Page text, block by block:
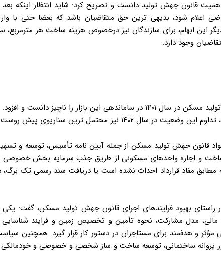
قانون جهش تولید دانست و تصریح کرد: شاید انتظار اینکه بعد
شود، بدیهی ترین حق متقاضیان باشد که بعضا حتی با
دیگر این ابهام، برای سازندگان نیز درخصوص هزینه ساخت هر مترمربع،
وجود دارد.
رییس مرکز پژوهش های مجلس اثربخشی اجرای قانون جهش تولید مسکن در سال ۱۴۰۱ در ساماندهی این بازار را ناچیز دانست و
قانون جهش تولید مسکن از جمله آیین نامه تأسیس، توسعه و
ساخت و اجاره واحدهای مسکونی از طریق جذب سرمایه بخش خصوصی
مطابق مفاد قرارداد احداث نشده است یا دریافت سند رسمی تک برگ،
بهبود فرایندهای اجرای قانون جهش تولید مسکن، گفت: یکی
مالی، مدل مشارکت، نحوه تأمین و تخصیص زمین و فرایند
و هدفمند برای مستاجران در دستور کار قرار گیرد. همچنین
پروانه ساختمانی، توسعه ساخت و ساز شخصی و خصوصی و